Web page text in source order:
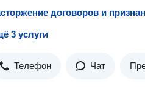
3 услуги
Телефон Чат